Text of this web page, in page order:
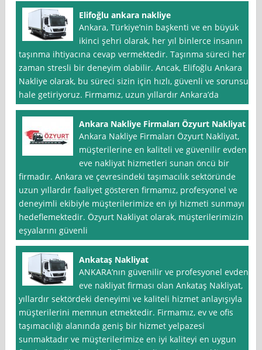
Elifoğlu ankara nakliye
Ankara, Türkiye’nin başkenti ve en büyük
ikinci şehri olarak, her yıl binlerce insanın
taşınma ihtiyacına cevap vermektedir. Taşınma süreci her
zaman stresli bir deneyim olabilir. Ancak, Elifoğlu Ankara
Nakliye olarak, bu süreci sizin için hızlı, güvenli ve sorunsuz
hale getiriyoruz. Firmamız, uzun yıllardır Ankara’da
Ankara Nakliye Firmaları Özyurt Nakliyat
Ankara Nakliye Firmaları Özyurt Nakliyat,
müşterilerine en kaliteli ve güvenilir evden
eve nakliyat hizmetleri sunan öncü bir
firmadır. Ankara ve çevresindeki taşımacılık sektöründe
uzun yıllardır faaliyet gösteren firmamız, profesyonel ve
deneyimli ekibiyle müşterilerimize en iyi hizmeti sunmayı
hedeflemektedir. Özyurt Nakliyat olarak, müşterilerimizin
eşyalarını güvenli
Ankataş Nakliyat
ANKARA’nın güvenilir ve profesyonel evden
eve nakliyat firması olan Ankataş Nakliyat,
yıllardır sektördeki deneyimi ve kaliteli hizmet anlayışıyla
müşterilerini memnun etmektedir. Firmamız, ev ve ofis
taşımacılığı alanında geniş bir hizmet yelpazesi
sunmaktadır ve müşterilerimize en iyi kaliteyi en uygun